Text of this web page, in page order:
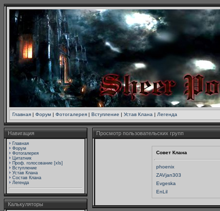
Главная | Форум | Фотогалерея | Вступление | Устав Клана | Легенда
Навигация
Главная
Форум
Фотогалерея
Цитатник
Проф. голосование [xls]
Вступление
Устав Клана
Состав Клана
Легенда
Калькуляторы
Просмотр пользовательских групп
Совет Клана
phoenix
ZAVjan303
Evgeska
EnLil